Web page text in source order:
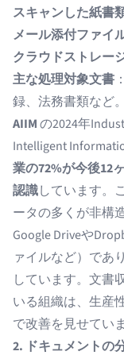
スキャンした紙書
メール添付ファイ
クラウドストレー
主な処理対象文書
録、法務書類など。
AIIMの2024年
Intelligent
業の72%が今後12
認識しています。
ータの多くが非構
Google Driveや
ァイルなど）であ
しています。 文書
いる組織は、生産
で改善を見せていま
2. ドキュメントの